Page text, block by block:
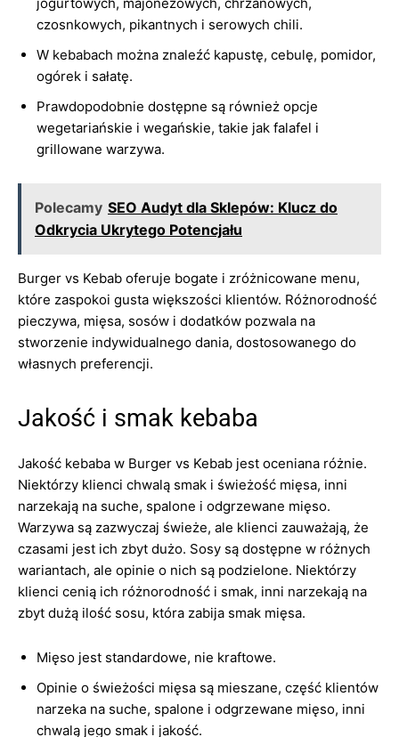
czosnkowych, pikantnych i serowych chili.
W kebabach można znaleźć kapustę, cebulę, pomidor,
ogórek i sałatę.
Prawdopodobnie dostępne są również opcje
wegetariańskie i wegańskie, takie jak falafel i
grillowane warzywa.
Polecamy SEO Audyt dla Sklepów: Klucz do
Odkrycia Ukrytego Potencjału
Burger vs Kebab oferuje bogate i zróżnicowane menu,
które zaspokoi gusta większości klientów. Różnorodność
pieczywa, mięsa, sosów i dodatków pozwala na
stworzenie indywidualnego dania, dostosowanego do
własnych preferencji.
Jakość i smak kebaba
Jakość kebaba w Burger vs Kebab jest oceniana różnie.
Niektórzy klienci chwalą smak i świeżość mięsa, inni
narzekają na suche, spalone i odgrzewane mięso.
Warzywa są zazwyczaj świeże, ale klienci zauważają, że
czasami jest ich zbyt dużo. Sosy są dostępne w różnych
wariantach, ale opinie o nich są podzielone. Niektórzy
klienci cenią ich różnorodność i smak, inni narzekają na
zbyt dużą ilość sosu, która zabija smak mięsa.
Mięso jest standardowe, nie kraftowe.
Opinie o świeżości mięsa są mieszane, część klientów
narzeka na suche, spalone i odgrzewane mięso, inni
chwalą jego smak i jakość.